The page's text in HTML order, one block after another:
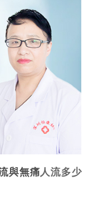
與無痛人流多少